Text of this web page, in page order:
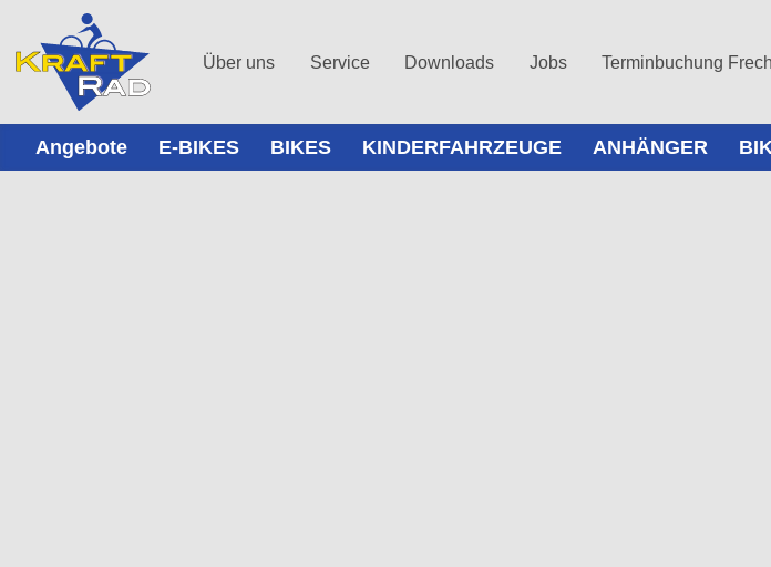
Über uns Service Downloads Jobs Terminbuchung
Angebote E-BIKES BIKES KINDERFAHRZEUGE ANHÄNGER